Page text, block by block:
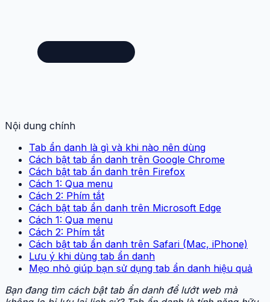
Nội dung chính
Tab ẩn danh là gì và khi nào nên dùng
Cách bật tab ẩn danh trên Google Chrome
Cách bật tab ẩn danh trên Firefox
Cách 1: Qua menu
Cách 2: Phím tắt
Cách bật tab ẩn danh trên Microsoft Edge
Cách 1: Qua menu
Cách 2: Phím tắt
Cách bật tab ẩn danh trên Safari (Mac, iPhone)
Lưu ý khi dùng tab ẩn danh
Mẹo nhỏ giúp bạn sử dụng tab ẩn danh hiệu quả
Bạn đang tìm cách bật tab ẩn danh để lướt web mà